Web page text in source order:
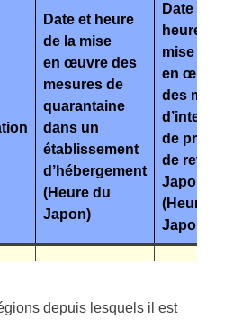
Date et heure
de la mise
en œuvre des
mesures de
quarantaine
dans un
établissement
d’hébergement
(Heure du
Japon)
Date et
heure de
mise
en œuvre
des
de
de revenir
Japon
(Heure du
Japon)
depuis lesquels il est